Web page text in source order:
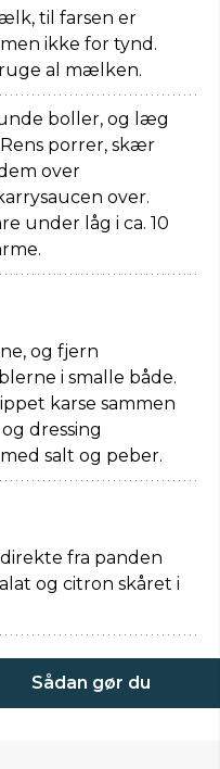
til farsen er
ikke for tynd.
al mælken.
boller, og læg
porrer, skær
over
over.
under låg i ca. 10
og fjern
i smalle både.
karse sammen
dressing
salt og peber.
fra panden
og citron skåret i
Sådan gør du